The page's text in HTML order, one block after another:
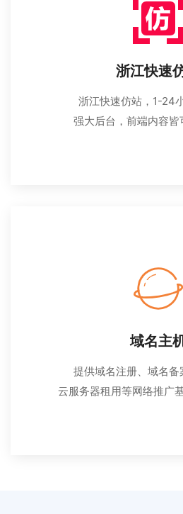
浙江快速
浙江快速仿站，1-24
强大后台，前端内容皆
域名主
提供域名注册、域名
云服务器租用等网络推广